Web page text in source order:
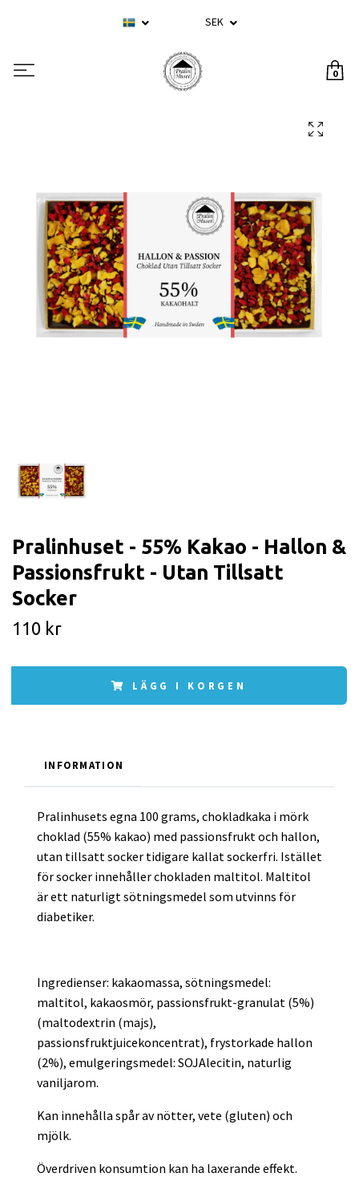
SEK
0
Pralinhuset - 55% Kakao - Hallon &
Passionsfrukt - Utan Tillsatt
Socker
110 kr
LÄGG I KORGEN
INFORMATION
Pralinhusets egna 100 grams, chokladkaka i mörk
choklad (55% kakao) med passionsfrukt och hallon,
utan tillsatt socker tidigare kallat sockerfri. Istället
för socker innehåller chokladen maltitol. Maltitol
är ett naturligt sötningsmedel som utvinns för
diabetiker.
Ingredienser: kakaomassa, sötningsmedel:
maltitol, kakaosmör, passionsfrukt-granulat (5%)
(maltodextrin (majs),
passionsfruktjuicekoncentrat), frystorkade hallon
(2%), emulgeringsmedel: SOJAlecitin, naturlig
vaniljarom.
Kan innehålla spår av nötter, vete (gluten) och
mjölk.
Överdriven konsumtion kan ha laxerande effekt.